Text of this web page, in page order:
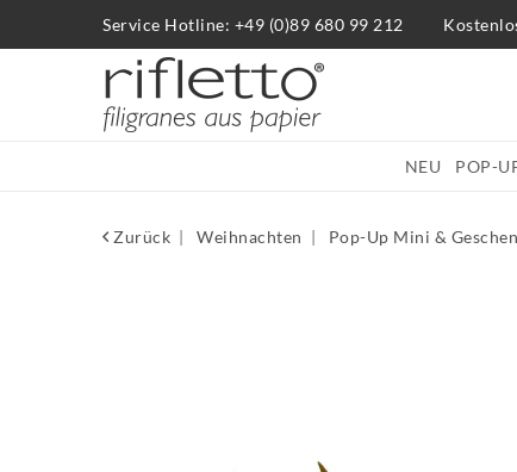
Service Hotline: +49 (0)89 680 99 212
NEU POP-
Zurück Weihnachten Pop-Up Mini &